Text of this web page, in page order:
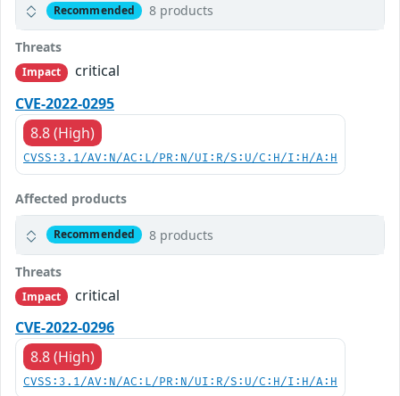
Recommended 8 products
Threats
Impact
critical
CVE-2022-0295
8.8 (High)
CVSS:3.1/AV:N/AC:L/PR:N/UI:R/S:U/C:H/I:H/A:H
Affected products
Recommended 8 products
Threats
Impact
critical
CVE-2022-0296
8.8 (High)
CVSS:3.1/AV:N/AC:L/PR:N/UI:R/S:U/C:H/I:H/A:H